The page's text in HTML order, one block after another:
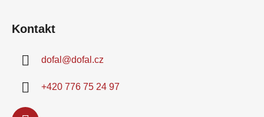
Kontakt
dofal @dofal.cz
+420 776 75 24 97